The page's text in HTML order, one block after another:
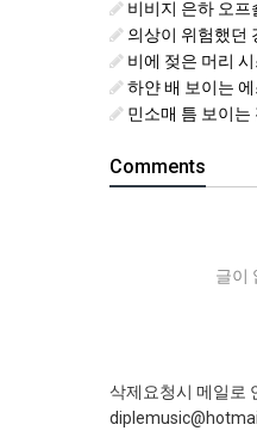
비비지 은하 오프
의상이 위험했던
비에 젖은 머리 시스루
하얀 배 보이는
민소매 틈 보이는
Comments
글이
삭제요청시 메일로